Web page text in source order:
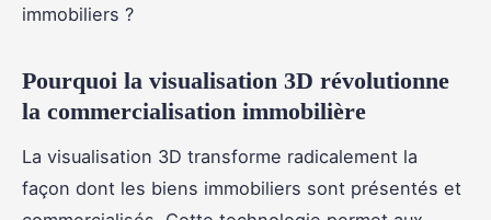
immobiliers ?
Pourquoi la visualisation 3D révolutionne
la commercialisation immobilière
La visualisation 3D transforme radicalement la
façon dont les biens immobiliers sont présentés et